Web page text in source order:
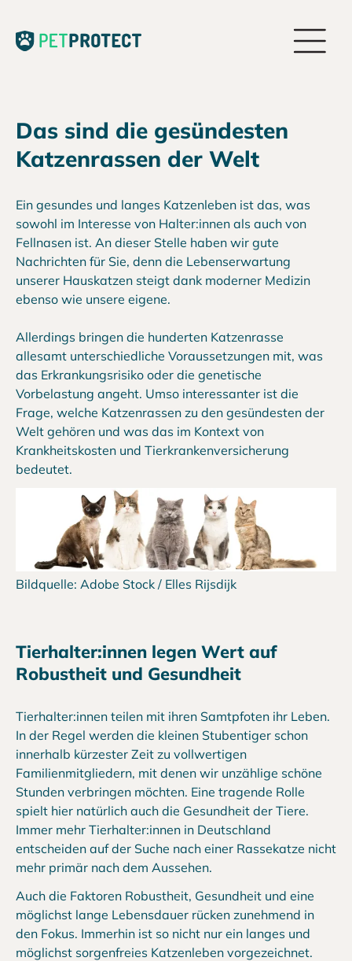
Das sind die gesündesten
Katzenrassen der Welt
Ein gesundes und langes Katzenleben ist das, was
sowohl im Interesse von Halter:innen als auch von
Fellnasen ist. An dieser Stelle haben wir gute
Nachrichten für Sie, denn die Lebenserwartung
unserer Hauskatzen steigt dank moderner Medizin
ebenso wie unsere eigene.
Allerdings bringen die hunderten Katzenrasse
allesamt unterschiedliche Voraussetzungen mit, was
das Erkrankungsrisiko oder die genetische
Vorbelastung angeht. Umso interessanter ist die
Frage, welche Katzenrassen zu den gesündesten der
Welt gehören und was das im Kontext von
Krankheitskosten und Tierkrankenversicherung
bedeutet.
Bildquelle: Adobe Stock / Elles Rijsdijk
Tierhalter:innen legen Wert auf
Robustheit und Gesundheit
Tierhalter:innen teilen mit ihren Samtpfoten ihr Leben.
In der Regel werden die kleinen Stubentiger schon
innerhalb kürzester Zeit zu vollwertigen
Familienmitgliedern, mit denen wir unzählige schöne
Stunden verbringen möchten. Eine tragende Rolle
spielt hier natürlich auch die Gesundheit der Tiere.
Immer mehr Tierhalter:innen in Deutschland
entscheiden auf der Suche nach einer Rassekatze nicht
mehr primär nach dem Aussehen.
Auch die Faktoren Robustheit, Gesundheit und eine
möglichst lange Lebensdauer rücken zunehmend in
den Fokus. Immerhin ist so nicht nur ein langes und
möglichst sorgenfreies Katzenleben vorgezeichnet.